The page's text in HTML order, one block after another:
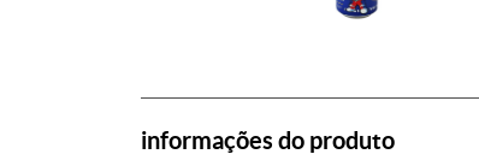
informações do produto